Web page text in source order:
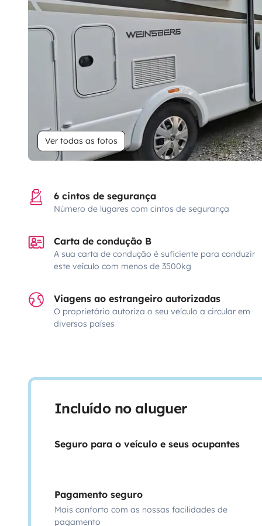
Ver todas as fotos
6 cintos de segurança
Número de lugares com cintos de segurança
Carta de condução B
A sua carta de condução é suficiente para conduzir
este veículo com menos de 3500kg
Viagens ao estrangeiro autorizadas
O proprietário autoriza o seu veículo a circular em
diversos países
Incluído no aluguer
Seguro para o veículo e seus ocupantes
Pagamento seguro
Mais conforto com as nossas facilidades de
pagamento